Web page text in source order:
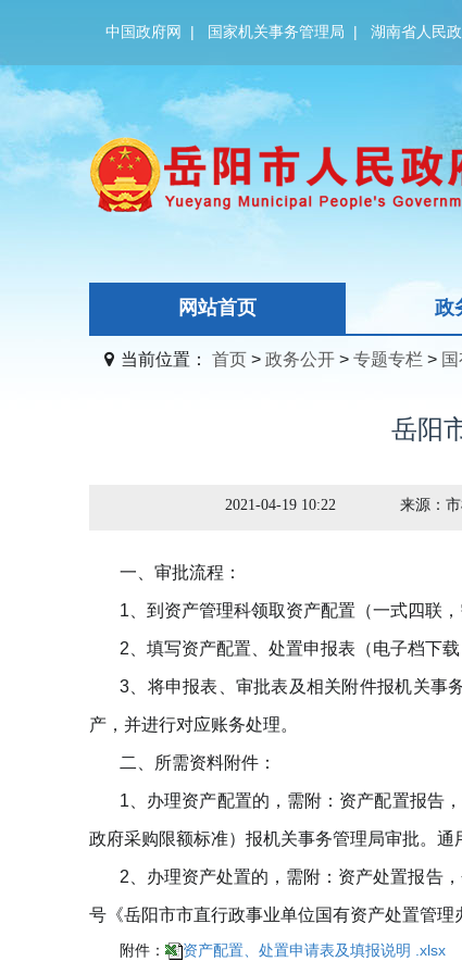
中国政府网 | 国家机关事务管理局 | 湖南省人民
网站首页 政
当前位置： 首页 > 政务公开> 专题专栏 >
岳阳
2021-04-19 10:22 来源：
一、审批流程：
1、到资产管理科领取资产配置（一式四联
2、填写资产配置、处置申报表（电子档下载
3、将申报表、审批表及相关附件报机关事
产，并进行对应账务处理。
二、所需资料附件：
1、办理资产配置的，需附：资产配置报告
政府采购限额标准）报机关事务管理局审批。通
2、办理资产处置的，需附：资产处置报告
号《岳阳市市直行政事业单位国有资产处置管理
附件： 资产配置、处置申请表及填报说明 .xlsx